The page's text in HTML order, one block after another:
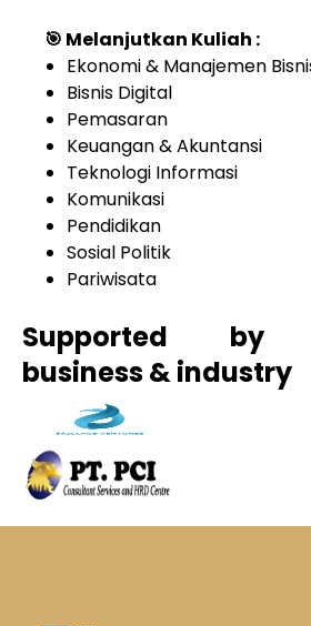
🎯 Melanjutkan Kuliah :
Ekonomi & Manajemen
Bisnis Digital
Pemasaran
Keuangan & Akuntansi
Teknologi Informasi
Komunikasi
Pendidikan
Sosial Politik
Pariwisata
Supported by
business & industry